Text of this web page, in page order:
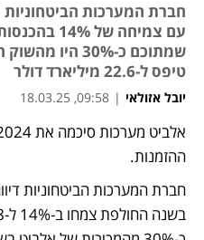
חברת המערכות
שמתוכם כ-30%
טיפס ל-22.6 מיליארד דולר
יובל אזולאי |
09:58, 18.03.25
ההזמנות.